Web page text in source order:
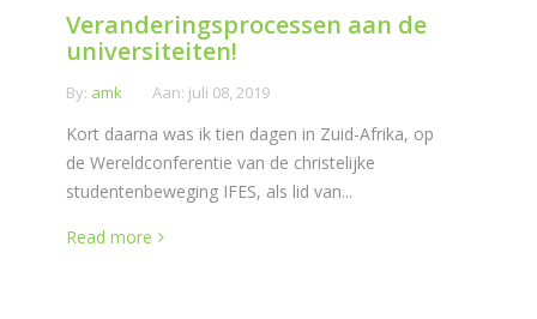
Veranderingsprocessen aan de
universiteiten!
By: amk Aan: juli 08, 2019
Kort daarna was ik tien dagen in Zuid-Afrika, op
de Wereldconferentie van de christelijke
studentenbeweging IFES, als lid van...
Read more